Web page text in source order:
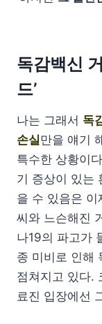
독감백신
드’
나는 그래서 독
손실만을 얘기
특수한 상황이
기 증상이 있는
을 수 있음은
씨와 느슨해진
나19의 파고가
종 미비로 인해
점쳐지고 있다.
료진 입장에선